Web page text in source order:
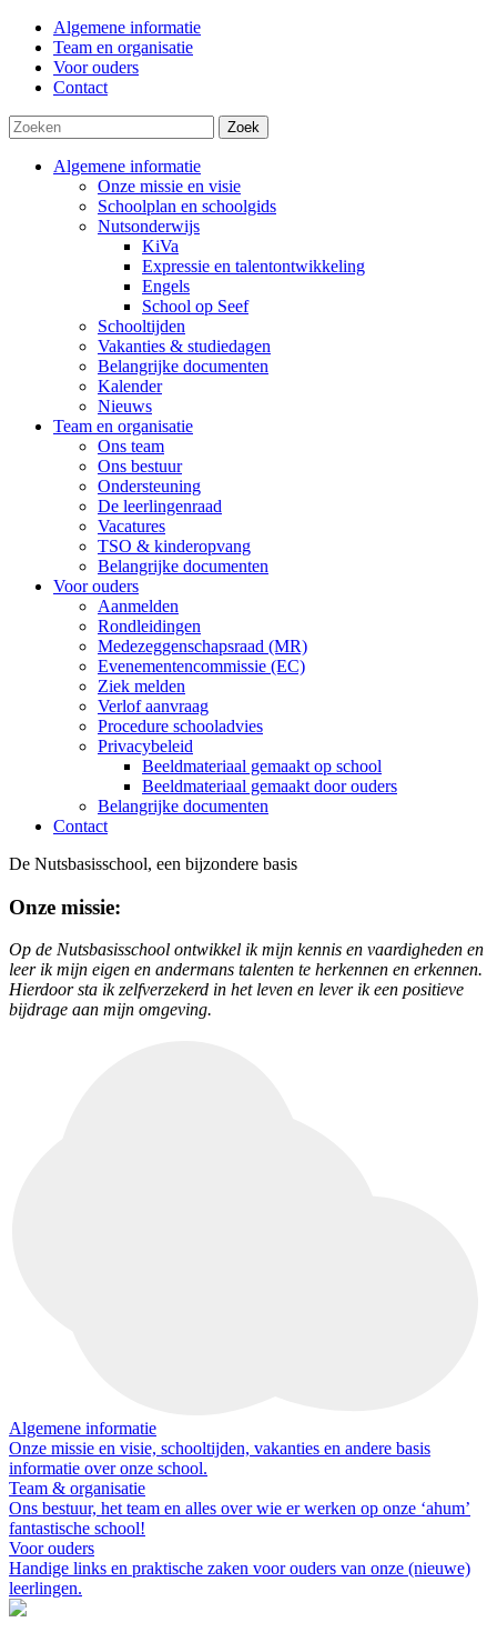
Algemene informatie
Team en organisatie
Voor ouders
Contact
Zoek
Algemene informatie
Onze missie en visie
Schoolplan en schoolgids
Nutsonderwijs
KiVa
Expressie en talentontwikkeling
Engels
School op Seef
Schooltijden
Vakanties & studiedagen
Belangrijke documenten
Kalender
Nieuws
Team en organisatie
Ons team
Ons bestuur
Ondersteuning
De leerlingenraad
Vacatures
TSO & kinderopvang
Belangrijke documenten
Voor ouders
Aanmelden
Rondleidingen
Medezeggenschapsraad (MR)
Evenementencommissie (EC)
Ziek melden
Verlof aanvraag
Procedure schooladvies
Privacybeleid
Beeldmateriaal gemaakt op school
Beeldmateriaal gemaakt door ouders
Belangrijke documenten
Contact
De Nutsbasisschool, een bijzondere basis
Onze missie:
Op de Nutsbasisschool ontwikkel ik mijn kennis en vaardigheden en
leer ik mijn eigen en andermans talenten te herkennen en erkennen.
Hierdoor sta ik zelfverzekerd in het leven en lever ik een positieve
bijdrage aan mijn omgeving.
Algemene informatie
Onze missie en visie, schooltijden, vakanties en andere basis
informatie over onze school.
Team & organisatie
Ons bestuur, het team en alles over wie er werken op onze ‘ahum’
fantastische school!
Voor ouders
Handige links en praktische zaken voor ouders van onze (nieuwe)
leerlingen.